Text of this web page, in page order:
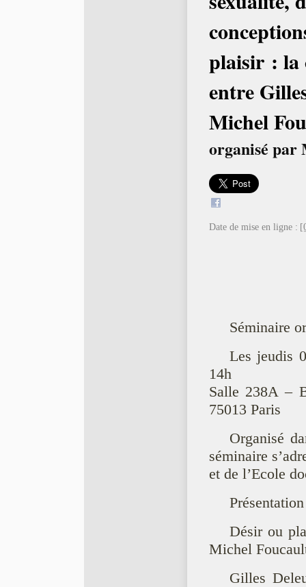
plaisir : la
entre
Michel
organisé par
Date de mise en ligne :
Séminaire
Les jeudis
14h
Salle 238A –
75013 Paris
Organisé
séminaire
et de l’Ecole
Désir ou
Michel
Gilles